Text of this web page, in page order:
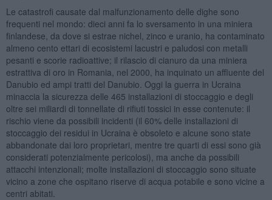
Le catastrofi causate dal malfunzionamento delle dighe sono
frequenti nel mondo: dieci anni fa lo sversamento in una miniera
finlandese, da dove si estrae nichel, zinco e uranio, ha contaminato
almeno cento ettari di ecosistemi lacustri e paludosi con metalli
pesanti e scorie radioattive; il rilascio di cianuro da una miniera
estrattiva di oro in Romania, nel 2000, ha inquinato un affluente del
Danubio ed ampi tratti del Danubio. Oggi la guerra in Ucraina
minaccia la sicurezza delle 465 installazioni di stoccaggio e degli
oltre sei miliardi di tonnellate di rifiuti tossici in esse contenute: il
rischio viene da possibili incidenti (il 60% delle installazioni di
stoccaggio dei residui in Ucraina è obsoleto e alcune sono state
abbandonate dai loro proprietari, mentre tre quarti di essi sono già
considerati potenzialmente pericolosi), ma anche da possibili
attacchi intenzionali; molte installazioni di stoccaggio sono situate
vicino a zone che ospitano riserve di acqua potabile e sono vicine a
centri abitati.